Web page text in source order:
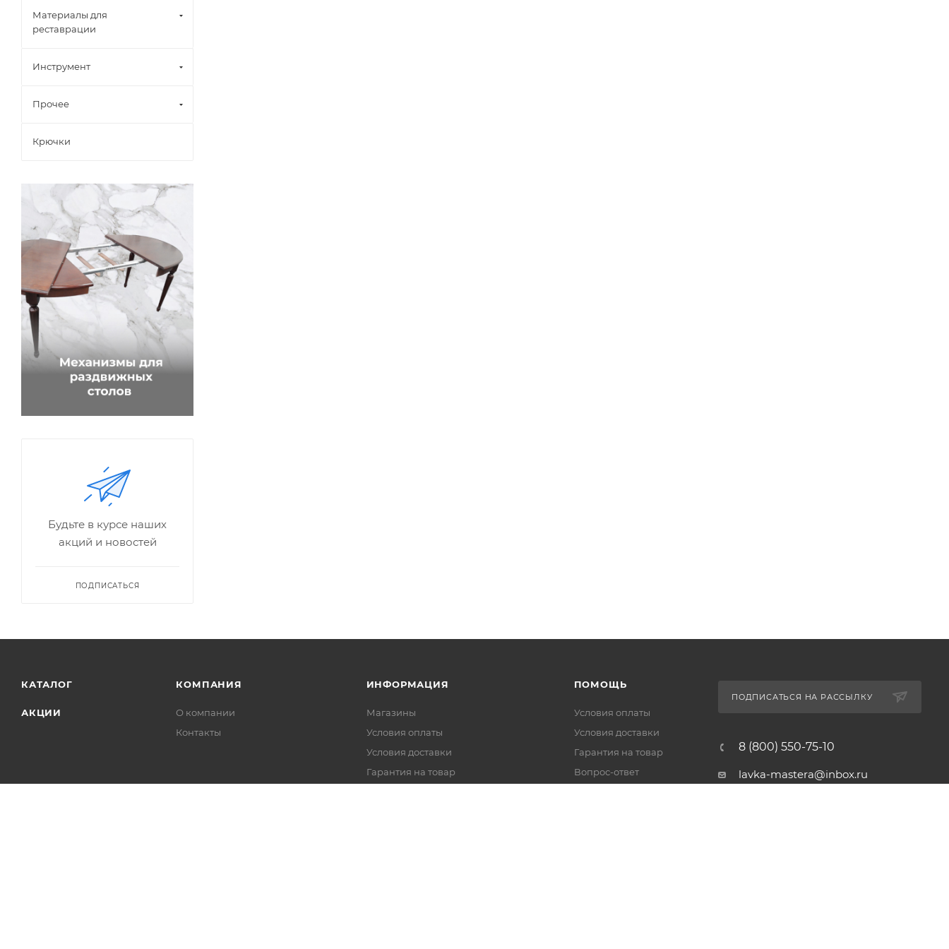
Материалы для
реставрации
Инструмент
Прочее
Крючки
Будьте в курсе наших
акций и новостей
ПОДПИСАТЬСЯ
КАТАЛОГ
АКЦИИ
КОМПАНИЯ
О компании
Контакты
ИНФОРМАЦИЯ
Магазины
Условия оплаты
Условия доставки
Гарантия на товар
ПОМОЩЬ
Условия оплаты
Условия доставки
Гарантия на товар
Вопрос-ответ
ПОДПИСАТЬСЯ НА РАССЫЛКУ
8 (800) 550-75-10
lavka-mastera@inbox.ru